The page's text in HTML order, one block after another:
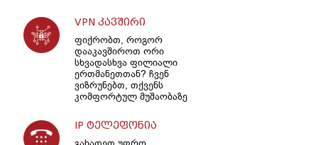
VPN კავშირი
ფიქრობთ, როგორ
დააკავშიროთ ორი
სხვადასხვა ფილიალი
ერთმანეთთან? ჩვენ
ვიზრუნებთ, თქვენს
კომფორტულ მუშაობაზე
IP ტელეფონია